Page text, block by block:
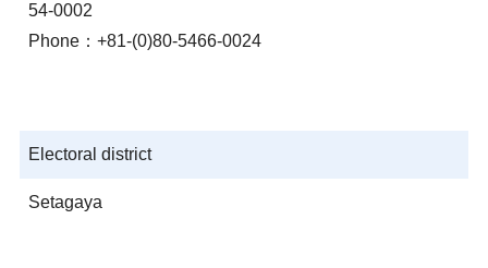
54-0002
Phone：+81-(0)80-5466-0024
Electoral district
Setagaya